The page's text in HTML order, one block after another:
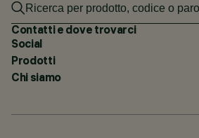
Contatti e dove trovarci
Social
Prodotti
Chi siamo